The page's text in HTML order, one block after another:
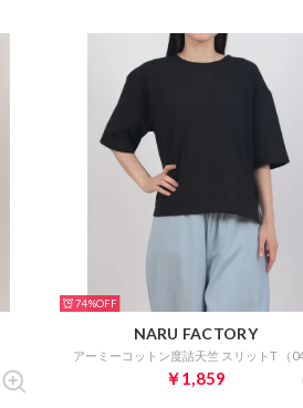
74%
NARU FACTORY
アーミーコットン度詰天竺 スリットT （04
￥1,859